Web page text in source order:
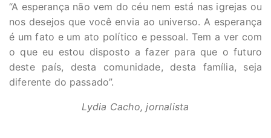
“A esperança não vem do céu nem está nas igrejas ou
nos desejos que você envia ao universo. A esperança
é um fato e um ato político e pessoal. Tem a ver com
o que eu estou disposto a fazer para que o futuro
deste país, desta comunidade, desta família, seja
diferente do passado”.
Lydia Cacho, jornalista